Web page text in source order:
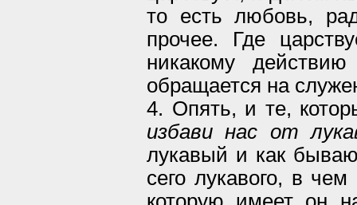
то есть любовь,
прочее. Где
никакому
обращается на
4. Опять, и те,
избави нас от
лукавый и как
сего лукавого, в